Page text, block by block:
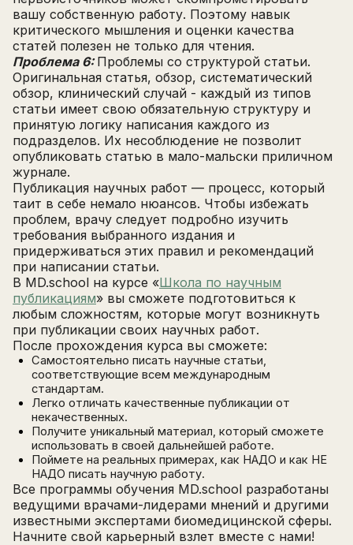
Написать в поддержку
Имя
минимум 10 символов
вашу собственную работу. Поэтому навык
критического мышления и оценки качества
статей полезен не только для чтения.
Проблема 6:Проблемы со структурой статьи.
Оригинальная статья, обзор, систематический
обзор, клинический случай - каждый из типов
статьи имеет свою обязательную структуру и
принятую логику написания каждого из
подразделов. Их несоблюдение не позволит
опубликовать статью в мало-мальски приличном
журнале.
Публикация научных работ — процесс, который
таит в себе немало нюансов. Чтобы избежать
проблем, врачу следует подробно изучить
требования выбранного издания и
придерживаться этих правил и рекомендаций
при написании статьи.
В MD.school на курсе «Школа по научным
публикациям» вы сможете подготовиться к
любым сложностям, которые могут возникнуть
при публикации своих научных работ.
После прохождения курса вы сможете:
Самостоятельно писать научные статьи,
соответствующие всем международным
стандартам.
Легко отличать качественные публикации от
некачественных.
Получите уникальный материал, который сможете
использовать в своей дальнейшей работе.
Поймете на реальных примерах, как НАДО и как НЕ
НАДО писать научную работу.
Все программы обучения MD.school разработаны
ведущими врачами-лидерами мнений и другими
известными экспертами биомедицинской сферы.
Начните свой карьерный взлет вместе с нами!
Зарегистрируйтесь
ПОЛУЧИТЕ БЕСПЛАТНЫЙ
Перейти на страницу регистрации